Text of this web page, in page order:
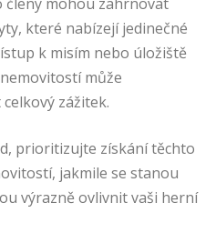
které nabízejí jedinečné
k misím nebo úložiště
může
zážitek.
prioritizujte získání těchto
jakmile se stanou
výrazně ovlivnit vaši herní